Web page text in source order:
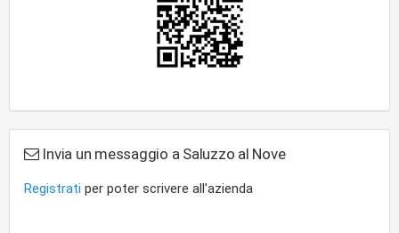
Invia un messaggio a Saluzzo al Nove
Registrati per poter scrivere all'azienda